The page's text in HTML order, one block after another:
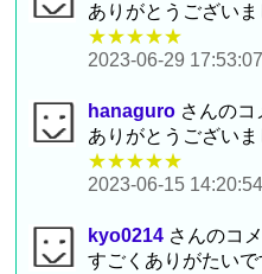
ありがとうございま
★★★★★
2023-06-29 17:53:07
hanaguro さんのコ
ありがとうございま
★★★★★
2023-06-15 14:20:54
kyo0214 さんのコ
すごくありがたい